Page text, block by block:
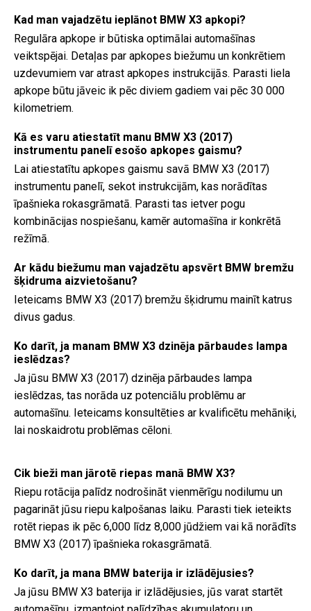
Kad man vajadzētu ieplānot BMW X3 apkopi?
Regulāra apkope ir būtiska optimālai automašīnas
veiktspējai. Detaļas par apkopes biežumu un konkrētiem
uzdevumiem var atrast apkopes instrukcijās. Parasti liela
apkope būtu jāveic ik pēc diviem gadiem vai pēc 30 000
kilometriem.
Kā es varu atiestatīt manu BMW X3 (2017)
instrumentu panelī esošo apkopes gaismu?
Lai atiestatītu apkopes gaismu savā BMW X3 (2017)
instrumentu panelī, sekot instrukcijām, kas norādītas
īpašnieka rokasgrāmatā. Parasti tas ietver pogu
kombinācijas nospiešanu, kamēr automašīna ir konkrētā
režīmā.
Ar kādu biežumu man vajadzētu apsvērt BMW bremžu
šķidruma aizvietošanu?
Ieteicams BMW X3 (2017) bremžu šķidrumu mainīt katrus
divus gadus.
Ko darīt, ja manam BMW X3 dzinēja pārbaudes lampa
ieslēdzas?
Ja jūsu BMW X3 (2017) dzinēja pārbaudes lampa
ieslēdzas, tas norāda uz potenciālu problēmu ar
automašīnu. Ieteicams konsultēties ar kvalificētu mehāniķi,
lai noskaidrotu problēmas cēloni.
Cik bieži man jārotē riepas manā BMW X3?
Riepu rotācija palīdz nodrošināt vienmērīgu nodilumu un
pagarināt jūsu riepu kalpošanas laiku. Parasti tiek ieteikts
rotēt riepas ik pēc 6,000 līdz 8,000 jūdžiem vai kā norādīts
BMW X3 (2017) īpašnieka rokasgrāmatā.
Ko darīt, ja mana BMW baterija ir izlādējusies?
Ja jūsu BMW X3 baterija ir izlādējusies, jūs varat startēt